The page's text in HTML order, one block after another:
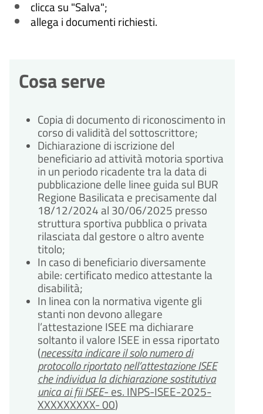
clicca su "Salva";
allega i documenti richiesti.
Cosa serve
Copia di documento di riconoscimento in
corso di validità del sottoscrittore;
Dichiarazione di iscrizione del
beneficiario ad attività motoria sportiva
in un periodo ricadente tra la data di
pubblicazione delle linee guida sul BUR
Regione Basilicata e precisamente dal
18/12/2024 al 30/06/2025 presso
struttura sportiva pubblica o privata
rilasciata dal gestore o altro avente
titolo;
In caso di beneficiario diversamente
abile: certificato medico attestante la
disabilità;
In linea con la normativa vigente gli
stanti non devono allegare
l’attestazione ISEE ma dichiarare
soltanto il valore ISEE in essa riportato
(necessita indicare il solo numero di
protocollo riportatonell’attestazione ISEE
che individua la dichiarazione sostitutiva
unica ai fii ISEE- es. INPS-ISEE-2025-
XXXXXXXXX- 00)